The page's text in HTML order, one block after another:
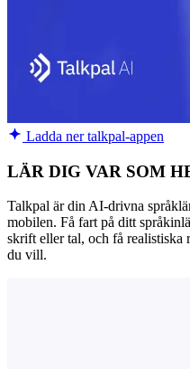
Ladda ner talkpal-appen
LÄR DIG VAR SOM
Talkpal är din AI-drivna
mobilen. Få fart på ditt
skrift eller tal, och få realistiska
du vill.